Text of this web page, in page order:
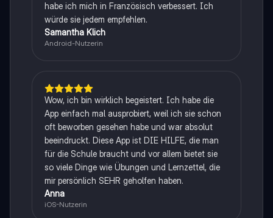
habe ich mich in Französisch verbessert. Ich
würde sie jedem empfehlen.
Samantha Klich
Android-Nutzerin
Wow, ich bin wirklich begeistert. Ich habe die
App einfach mal ausprobiert, weil ich sie schon
oft beworben gesehen habe und war absolut
beeindruckt. Diese App ist DIE HILFE, die man
für die Schule braucht und vor allem bietet sie
so viele Dinge wie Übungen und Lernzettel, die
mir persönlich SEHR geholfen haben.
Anna
iOS-Nutzerin